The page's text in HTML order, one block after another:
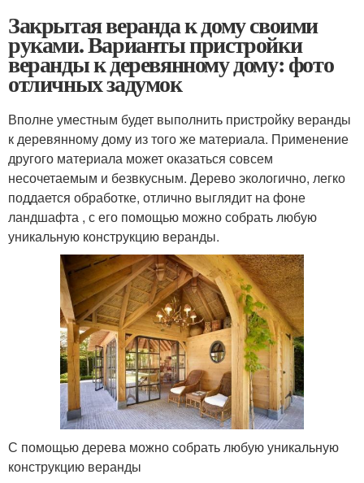
Закрытая веранда к дому своими
руками. Варианты пристройки
веранды к деревянному дому: фото
отличных задумок
Вполне уместным будет выполнить пристройку веранды
к деревянному дому из того же материала. Применение
другого материала может оказаться совсем
несочетаемым и безвкусным. Дерево экологично, легко
поддается обработке, отлично выглядит на фоне
ландшафта , с его помощью можно собрать любую
уникальную конструкцию веранды.
С помощью дерева можно собрать любую уникальную
конструкцию веранды